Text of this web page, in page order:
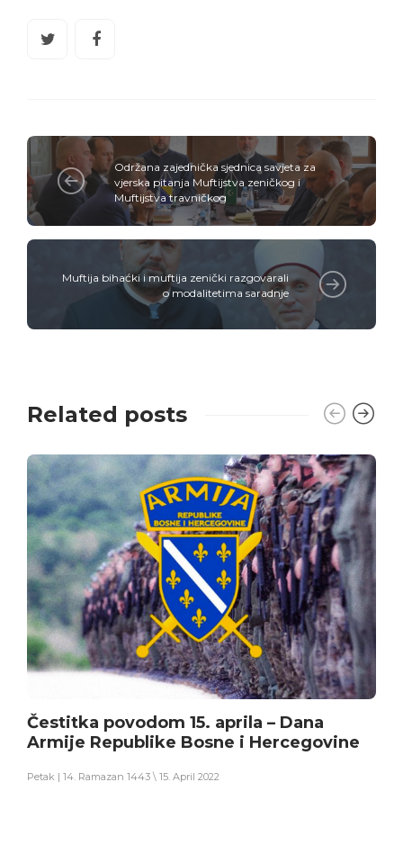
Održana zajednička sjednica savjeta za
vjerska pitanja Muftijstva zeničkog i
Muftijstva travničkog
Muftija bihaćki i muftija zenički razgovarali
o modalitetima saradnje
Related posts
Čestitka povodom 15. aprila – Dana
Armije Republike Bosne i Hercegovine
Petak | 14. Ramazan 1443 \ 15. April 2022